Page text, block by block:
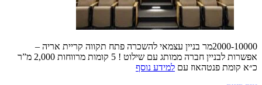
2000-10000מר בניין עצמאי להשכרה פתח תקווה קריית אריה –
אפשרות לבניין חברה ממותג עם שילוט ! 5 קומות מרווחות 2,000 מ”ר
כ״א קומת פנטהאוז עם למידע נוסף